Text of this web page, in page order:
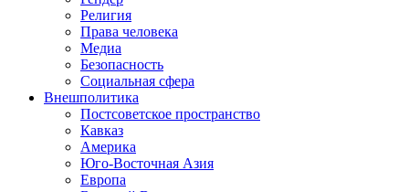
Религия
Права человека
Медиа
Безопасность
Социальная сфера
Внешполитика
Постсоветское пространство
Кавказ
Америка
Юго-Восточная Азия
Европа